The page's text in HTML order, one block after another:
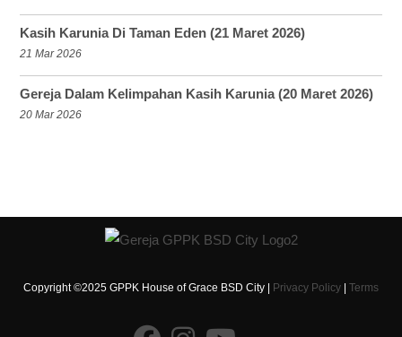
Kasih Karunia Di Taman Eden (21 Maret 2026)
21 Mar 2026
Gereja Dalam Kelimpahan Kasih Karunia (20 Maret 2026)
20 Mar 2026
Copyright ©2025 GPPK House of Grace BSD City | Privacy Policy | Terms